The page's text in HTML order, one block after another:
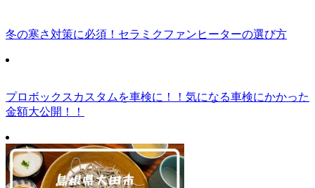
冬の寒さ対策に必須！セラミクファンヒーターの選び方
プロボックスカスタムを車検に！！気になる車検にかかった
金額大公開！！